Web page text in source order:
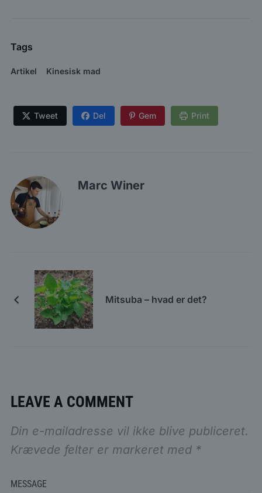
Tags
Artikel Kinesisk mad
Tweet Del Gem Print
Marc Winer
Mitsuba – hvad er det?
LEAVE A COMMENT
Din e-mailadresse vil ikke blive publiceret.
Krævede felter er markeret med *
MESSAGE